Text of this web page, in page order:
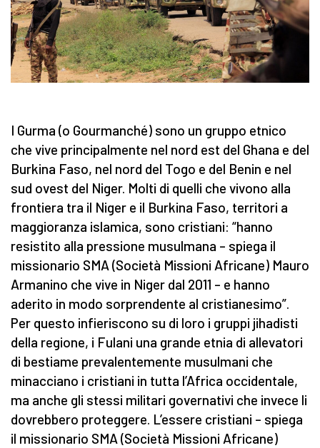
I Gurma (o Gourmanché) sono un gruppo etnico
che vive principalmente nel nord est del Ghana e del
Burkina Faso, nel nord del Togo e del Benin e nel
sud ovest del Niger. Molti di quelli che vivono alla
frontiera tra il Niger e il Burkina Faso, territori a
maggioranza islamica, sono cristiani: “hanno
resistito alla pressione musulmana – spiega il
missionario SMA (Società Missioni Africane) Mauro
Armanino che vive in Niger dal 2011 – e hanno
aderito in modo sorprendente al cristianesimo”.
Per questo infieriscono su di loro i gruppi jihadisti
della regione, i Fulani una grande etnia di allevatori
di bestiame prevalentemente musulmani che
minacciano i cristiani in tutta l’Africa occidentale,
ma anche gli stessi militari governativi che invece li
dovrebbero proteggere. L’essere cristiani – spiega
il missionario SMA (Società Missioni Africane)